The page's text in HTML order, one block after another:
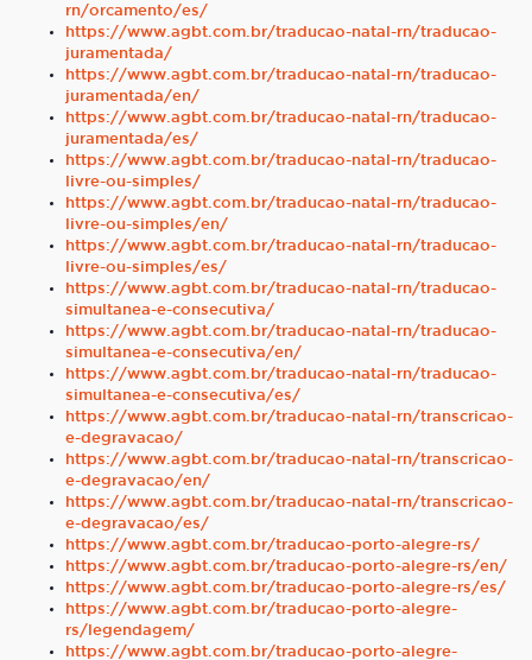
rn/orcamento/es/
https://www.agbt.com.br/traducao-natal-rn/traducao-
juramentada/
https://www.agbt.com.br/traducao-natal-rn/traducao-
juramentada/en/
https://www.agbt.com.br/traducao-natal-rn/traducao-
juramentada/es/
https://www.agbt.com.br/traducao-natal-rn/traducao-
livre-ou-simples/
https://www.agbt.com.br/traducao-natal-rn/traducao-
livre-ou-simples/en/
https://www.agbt.com.br/traducao-natal-rn/traducao-
livre-ou-simples/es/
https://www.agbt.com.br/traducao-natal-rn/traducao-
simultanea-e-consecutiva/
https://www.agbt.com.br/traducao-natal-rn/traducao-
simultanea-e-consecutiva/en/
https://www.agbt.com.br/traducao-natal-rn/traducao-
simultanea-e-consecutiva/es/
https://www.agbt.com.br/traducao-natal-rn/transcricao-
e-degravacao/
https://www.agbt.com.br/traducao-natal-rn/transcricao-
e-degravacao/en/
https://www.agbt.com.br/traducao-natal-rn/transcricao-
e-degravacao/es/
https://www.agbt.com.br/traducao-porto-alegre-rs/
https://www.agbt.com.br/traducao-porto-alegre-rs/en/
https://www.agbt.com.br/traducao-porto-alegre-rs/es/
https://www.agbt.com.br/traducao-porto-alegre-
rs/legendagem/
https://www.agbt.com.br/traducao-porto-alegre-